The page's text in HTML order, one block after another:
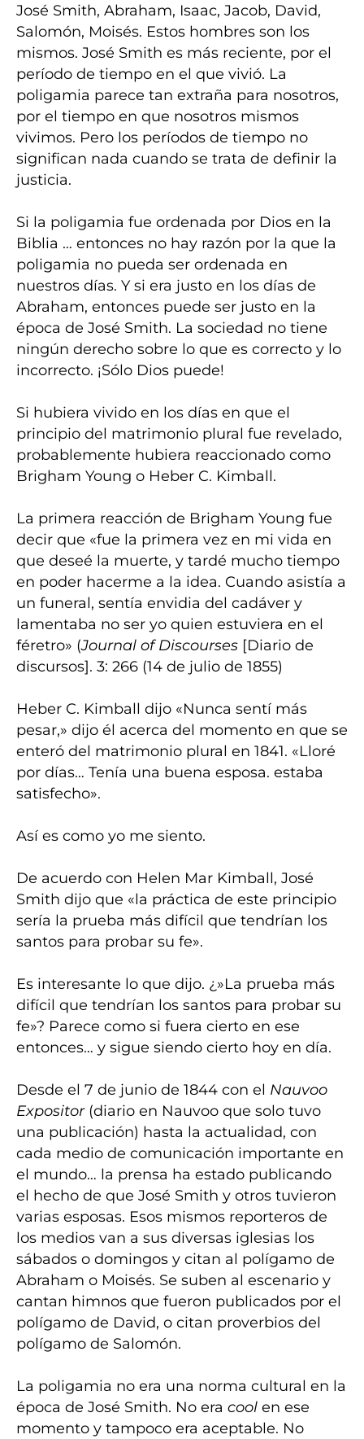
José Smith, Abraham, Isaac, Jacob, David,
Salomón, Moisés. Estos hombres son los
mismos. José Smith es más reciente, por el
período de tiempo en el que vivió. La
poligamia parece tan extraña para nosotros,
por el tiempo en que nosotros mismos
vivimos. Pero los períodos de tiempo no
significan nada cuando se trata de definir la
justicia.
Si la poligamia fue ordenada por Dios en la
Biblia … entonces no hay razón por la que la
poligamia no pueda ser ordenada en
nuestros días. Y si era justo en los días de
Abraham, entonces puede ser justo en la
época de José Smith. La sociedad no tiene
ningún derecho sobre lo que es correcto y lo
incorrecto. ¡Sólo Dios puede!
Si hubiera vivido en los días en que el
principio del matrimonio plural fue revelado,
probablemente hubiera reaccionado como
Brigham Young o Heber C. Kimball.
La primera reacción de Brigham Young fue
decir que «fue la primera vez en mi vida en
que deseé la muerte, y tardé mucho tiempo
en poder hacerme a la idea. Cuando asistía a
un funeral, sentía envidia del cadáver y
lamentaba no ser yo quien estuviera en el
féretro» (Journal of Discourses [Diario de
discursos]. 3: 266 (14 de julio de 1855)
Heber C. Kimball dijo «Nunca sentí más
pesar,» dijo él acerca del momento en que se
enteró del matrimonio plural en 1841. «Lloré
por días… Tenía una buena esposa. estaba
satisfecho».
Así es como yo me siento.
De acuerdo con Helen Mar Kimball, José
Smith dijo que «la práctica de este principio
sería la prueba más difícil que tendrían los
santos para probar su fe».
Es interesante lo que dijo. ¿»La prueba más
difícil que tendrían los santos para probar su
fe»? Parece como si fuera cierto en ese
entonces… y sigue siendo cierto hoy en día.
Desde el 7 de junio de 1844 con el Nauvoo
Expositor (diario en Nauvoo que solo tuvo
una publicación) hasta la actualidad, con
cada medio de comunicación importante en
el mundo… la prensa ha estado publicando
el hecho de que José Smith y otros tuvieron
varias esposas. Esos mismos reporteros de
los medios van a sus diversas iglesias los
sábados o domingos y citan al polígamo de
Abraham o Moisés. Se suben al escenario y
cantan himnos que fueron publicados por el
polígamo de David, o citan proverbios del
polígamo de Salomón.
La poligamia no era una norma cultural en la
época de José Smith. No era cool en ese
momento y tampoco era aceptable. No